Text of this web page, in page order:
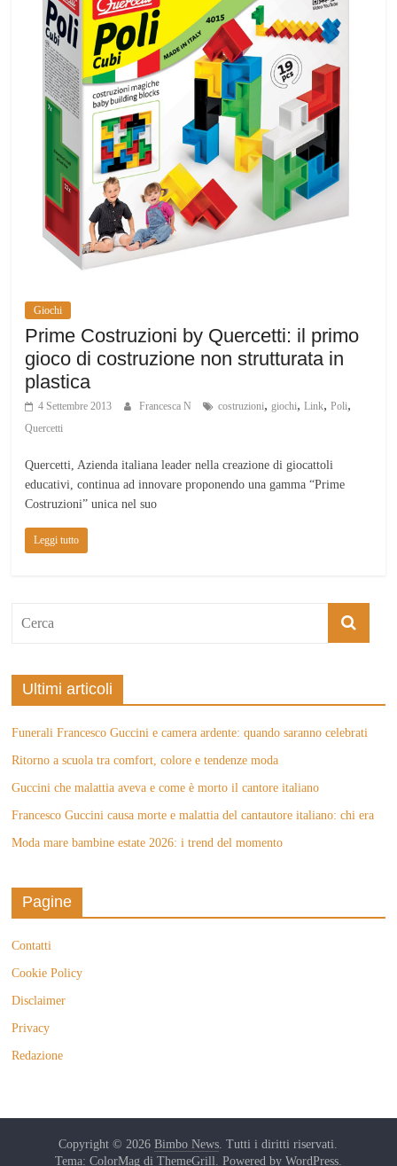
Giochi
Prime Costruzioni by Quercetti: il primo
gioco di costruzione non strutturata in
plastica
4 Settembre 2013 Francesca N costruzioni,giochi,Link,Poli,
Quercetti
Quercetti, Azienda italiana leader nella creazione di giocattoli
educativi, continua ad innovare proponendo una gamma “Prime
Costruzioni” unica nel suo
Leggi tutto
Ultimi articoli
Funerali Francesco Guccini e camera ardente: quando saranno celebrati
Ritorno a scuola tra comfort, colore e tendenze moda
Guccini che malattia aveva e come è morto il cantore italiano
Francesco Guccini causa morte e malattia del cantautore italiano: chi era
Moda mare bambine estate 2026: i trend del momento
Pagine
Contatti
Cookie Policy
Disclaimer
Privacy
Redazione
Copyright © 2026Bimbo News. Tutti i diritti riservati.
Tema: ColorMag di ThemeGrill. Powered by WordPress.